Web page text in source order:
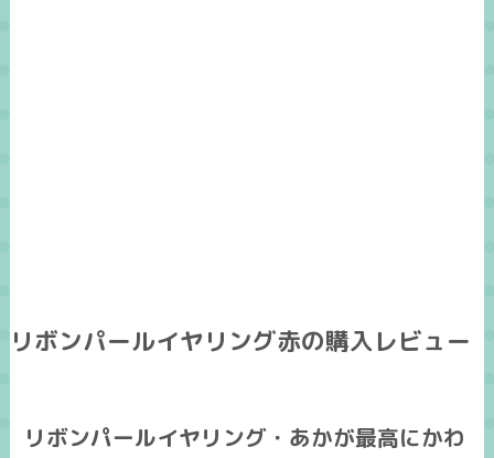
リボンパールイヤリング赤の購入レビュー
リボンパールイヤリング・あかが最高にかわ